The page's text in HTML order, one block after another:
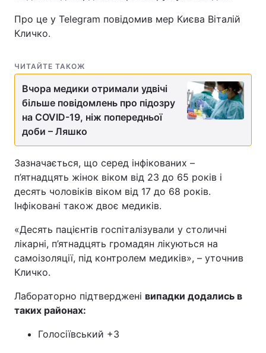
Про це у Telegram повідомив мер Києва Віталій
Кличко.
ЧИТАЙТЕ ТАКОЖ
Вчора медики отримали удвічі
більше повідомлень про підозру
на COVID-19, ніж попередньої
доби – Ляшко
Зазначається, що серед інфікованих –
п’ятнадцять жінок віком від 23 до 65 років і
десять чоловіків віком від 17 до 68 років.
Інфіковані також двоє медиків.
«Десять пацієнтів госпіталізували у столичні
лікарні, п’ятнадцять громадян лікуються на
самоізоляції, під контролем медиків», – уточнив
Кличко.
Лабораторно підтверджені випадки додались в
таких районах:
Голосіївський +3